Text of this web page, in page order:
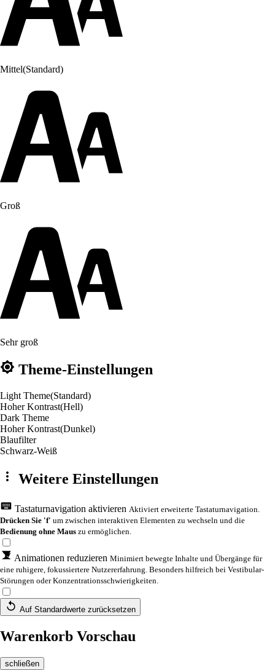
Mittel(Standard)
Groß
Sehr groß
Theme-Einstellungen
Light Theme(Standard)
Hoher Kontrast(Hell)
Dark Theme
Hoher Kontrast(Dunkel)
Blaufilter
Schwarz-Weiß
Weitere Einstellungen
Tastaturnavigation aktivieren Aktiviert erweiterte Tastaturnavigation.
Drücken Sie 'f' um zwischen interaktiven Elementen zu wechseln und die
Bedienung ohne Maus zu ermöglichen.
Animationen reduzieren Minimiert bewegte Inhalte und Übergänge für
eine ruhigere, fokussiertere Nutzererfahrung. Besonders hilfreich bei Vestibular-
Störungen oder Konzentrationsschwierigkeiten.
Auf Standardwerte zurücksetzen
Warenkorb Vorschau
schließen